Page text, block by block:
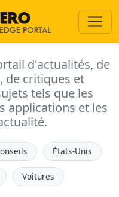
d'actualités, de
de critiques et
tels que les
applications et les
États-Unis
Voitures